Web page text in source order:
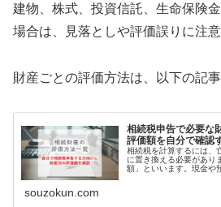
建物、株式、投資信託、生命保険
場合は、見落としや評価誤りに注意
財産ごとの評価方法は、以下の記
相続税申告で必要な
評価額を自分で確認
相続税を計算するには、
に置き換える必要があり
額」といいます。現金や
souzokun.com